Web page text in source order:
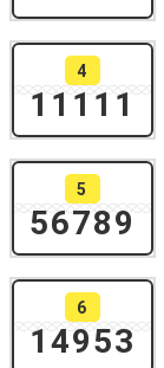
4
11111
5
56789
6
14953